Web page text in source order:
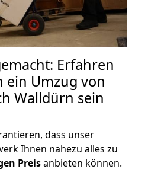
Erfahren
ein Umzug von
Walldürn sein
dass unser
Ihnen nahezu alles zu
Preisanbieten können.